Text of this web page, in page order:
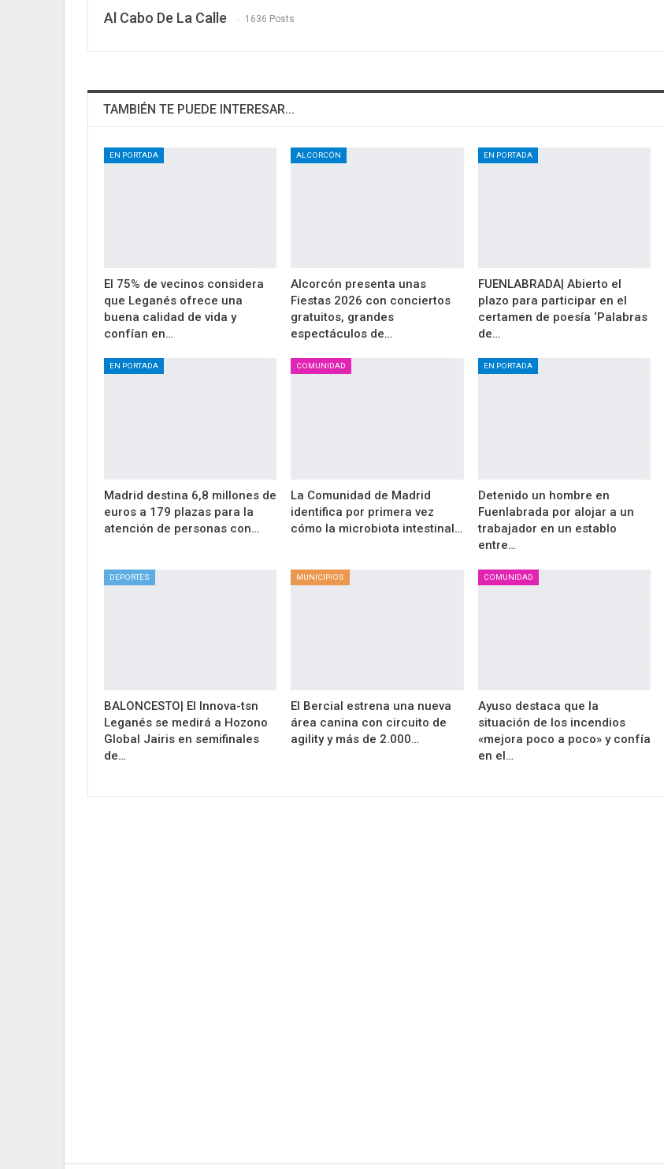
Al Cabo De La Calle 1636 Posts
TAMBIÉN TE PUEDE INTERESAR...
EN PORTADA
El 75% de vecinos considera
que Leganés ofrece una
buena calidad de vida y
confían en…
ALCORCÓN
Alcorcón presenta unas
Fiestas 2026 con conciertos
gratuitos, grandes
espectáculos de…
EN PORTADA
FUENLABRADA| Abierto el
plazo para participar en el
certamen de poesía ‘Palabras
de…
EN PORTADA
Madrid destina 6,8 millones de
euros a 179 plazas para la
atención de personas con…
COMUNIDAD
La Comunidad de Madrid
identifica por primera vez
cómo la microbiota intestinal…
EN PORTADA
Detenido un hombre en
Fuenlabrada por alojar a un
trabajador en un establo
entre…
DEPORTES
BALONCESTO| El Innova-tsn
Leganés se medirá a Hozono
Global Jairis en semifinales
de…
MUNICIPIOS
El Bercial estrena una nueva
área canina con circuito de
agility y más de 2.000…
COMUNIDAD
Ayuso destaca que la
situación de los incendios
«mejora poco a poco» y confía
en el…